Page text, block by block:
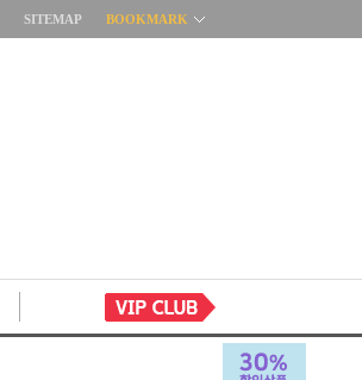
SITEMAP BOOKMARK